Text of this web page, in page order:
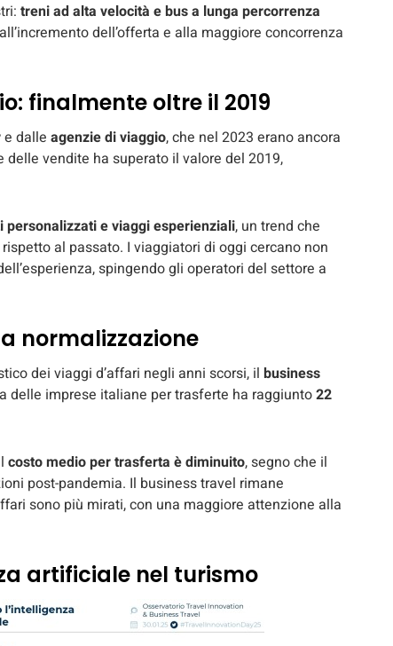
treni ad alta velocità e bus a lunga percorrenza
dell’offerta e alla maggiore concorrenza
finalmente oltre il 2019
e dalle agenzie di viaggio, che nel 2023 erano ancora
delle vendite ha superato il valore del 2019,
personalizzati e viaggi esperienziali, un trend che
al passato. I viaggiatori di oggi cercano non
spingendo gli operatori del settore a
normalizzazione
dei viaggi d’affari negli anni scorsi, il business
imprese italiane per trasferte ha raggiunto22
costo medio per trasferta è diminuito, segno che il
post-pandemia. Il business travel rimane
sono più mirati, con una maggiore attenzione alla
artificiale nel turismo